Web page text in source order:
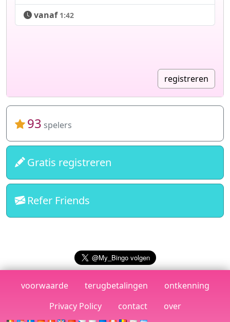
vanaf 1:42
registreren
93 spelers
Gratis registreren
Refer Friends
voorwaarde terugbetalingen
ontkenning
Privacy Policy
contact over